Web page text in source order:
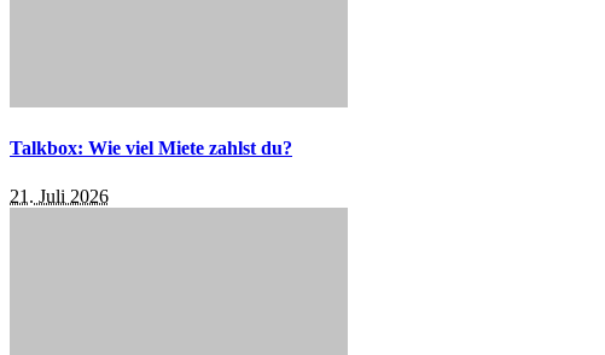
Talkbox: Wie viel Miete zahlst du?
21. Juli 2026